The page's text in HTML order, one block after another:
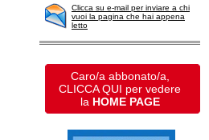
Clicca su e-mail per inviare a chi
vuoi la pagina che hai appena
letto
Caro/a abbonato/a,
CLICCA QUI per vedere
la HOME PAGE